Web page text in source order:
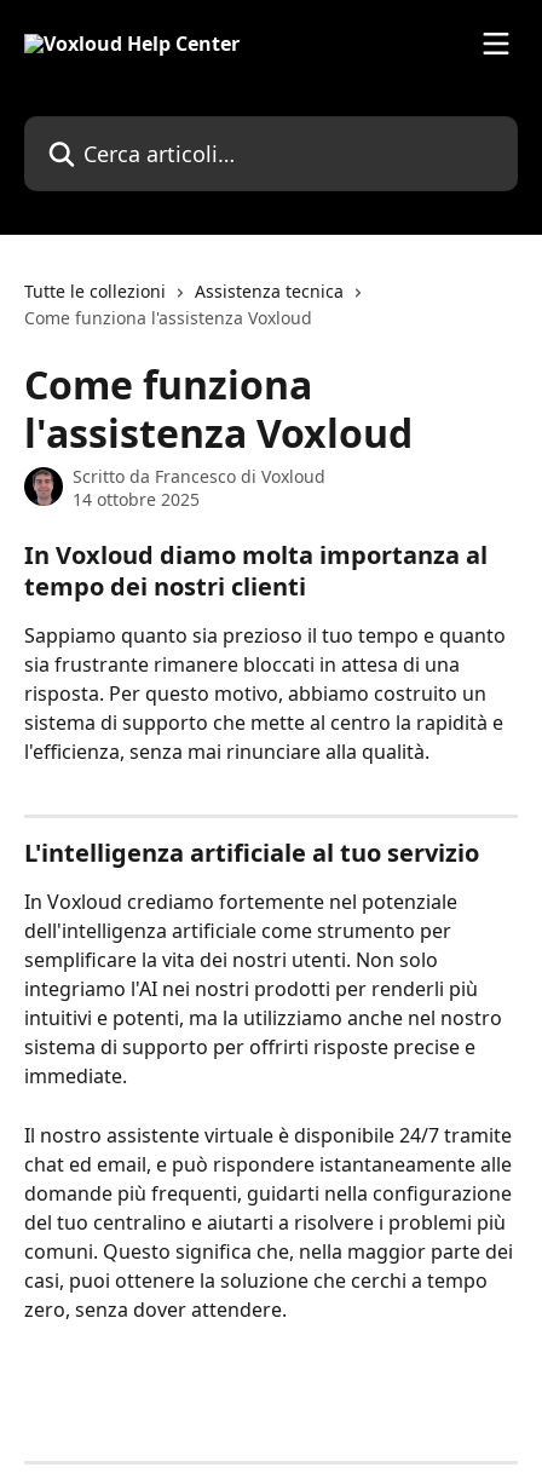
Cerca articoli…
Tutte le collezioni
Assistenza tecnica
Come funziona l'assistenza Voxloud
Come funziona
l'assistenza Voxloud
Scritto da Francesco di Voxloud
14 ottobre 2025
In Voxloud diamo molta importanza al
tempo dei nostri clienti
Sappiamo quanto sia prezioso il tuo tempo e quanto
sia frustrante rimanere bloccati in attesa di una
risposta. Per questo motivo, abbiamo costruito un
sistema di supporto che mette al centro la rapidità e
l'efficienza, senza mai rinunciare alla qualità.
L'intelligenza artificiale al tuo servizio
In Voxloud crediamo fortemente nel potenziale
dell'intelligenza artificiale come strumento per
semplificare la vita dei nostri utenti. Non solo
integriamo l'AI nei nostri prodotti per renderli più
intuitivi e potenti, ma la utilizziamo anche nel nostro
sistema di supporto per offrirti risposte precise e
immediate.
Il nostro assistente virtuale è disponibile 24/7 tramite
chat ed email, e può rispondere istantaneamente alle
domande più frequenti, guidarti nella configurazione
del tuo centralino e aiutarti a risolvere i problemi più
comuni. Questo significa che, nella maggior parte dei
casi, puoi ottenere la soluzione che cerchi a tempo
zero, senza dover attendere.